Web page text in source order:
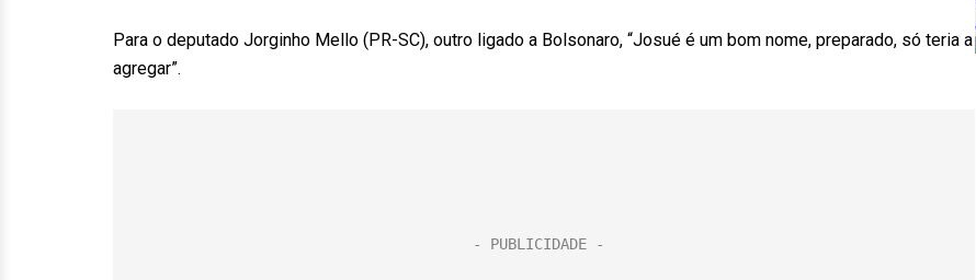
Para o deputado Jorginho Mello (PR-SC), outro ligado a Bolsonaro, “Josué é um bom nome, preparado, só teria a
agregar”.